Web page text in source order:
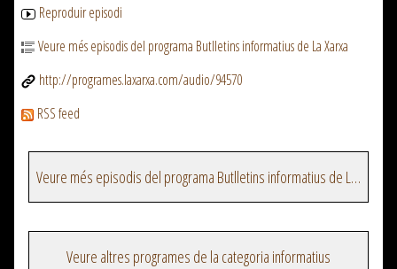
Reproduir episodi
Veure més episodis del programa Butlletins informatius de La Xarxa
http://programes.laxarxa.com/audio/94570
RSS feed
Veure més episodis del programa Butlletins informatius de La Xarxa
Veure altres programes de la categoria informatius